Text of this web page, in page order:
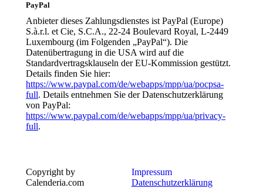
PayPal
Anbieter dieses Zahlungsdienstes ist PayPal (Europe)
S.à.r.l. et Cie, S.C.A., 22-24 Boulevard Royal, L-2449
Luxembourg (im Folgenden „PayPal“). Die
Datenübertragung in die USA wird auf die
Standardvertragsklauseln der EU-Kommission gestützt.
Details finden Sie hier:
https://www.paypal.com/de/webapps/mpp/ua/pocpsa-
full. Details entnehmen Sie der Datenschutzerklärung
von PayPal:
https://www.paypal.com/de/webapps/mpp/ua/privacy-
full.
Copyright by
Calenderia.com
Impressum
Datenschutzerklärung